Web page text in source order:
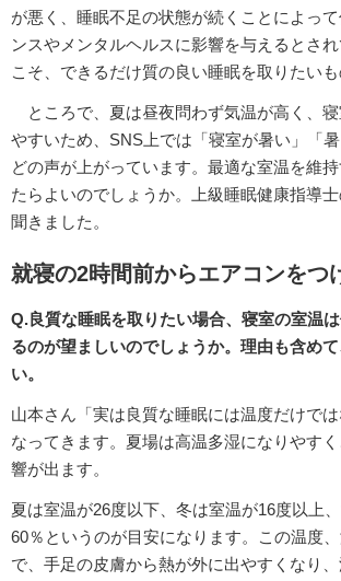
が悪く、睡眠不足の状態が続くことによっ
ンスやメンタルヘルスに影響を与えるとさ
こそ、できるだけ質の良い睡眠を取りたいも
ところで、夏は昼夜問わず気温が高く、寝
やすいため、SNS上では「寝室が暑い」「
どの声が上がっています。最適な室温を維
たらよいのでしょうか。上級睡眠健康指導
聞きました。
就寝の2時間前からエアコンをつ
Q.良質な睡眠を取りたい場合、寝室の室温
るのが望ましいのでしょうか。理由も含め
い。
山本さん「実は良質な睡眠には温度だけで
なってきます。夏場は高温多湿になりやす
響が出ます。
夏は室温が26度以下、冬は室温が16度以上
60％というのが目安になります。この温度
で、手足の皮膚から熱が外に出やすくなり